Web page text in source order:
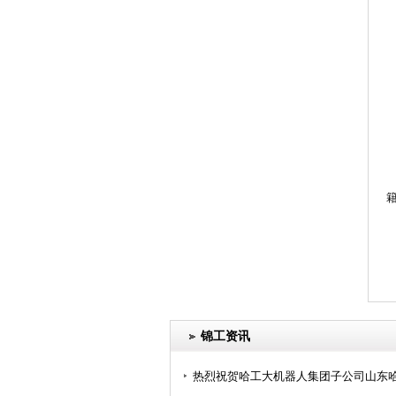
锦工资讯
热烈祝贺哈工大机器人集团子公司山东